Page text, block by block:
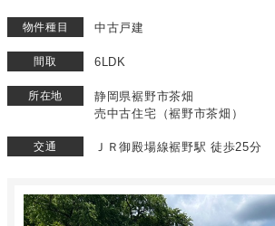
物件種目 中古戸建
間取 6LDK
所在地
静岡県裾野市茶畑
売中古住宅（裾野市茶畑）
交通 ＪＲ御殿場線裾野駅 徒歩25分